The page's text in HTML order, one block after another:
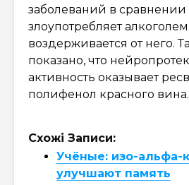
заболеваний в сравнении
злоупотребляет
воздерживается от него.
показано, что
активность оказывает
полифенол красного вина.
Схожі Записи:
Учёные: изо-альфа-
улучшают память